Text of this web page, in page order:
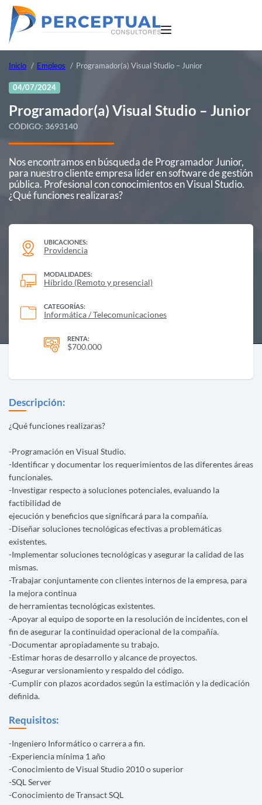
Inicio Empleos Programador(a) Visual Studio – Junior
04/07/2024
Programador(a) Visual Studio – Junior
CÓDIGO: 3693140
Nos encontramos en búsqueda de Programador Junior,
para nuestro cliente empresa líder en software de gestión
pública. Profesional con conocimientos en Visual Studio.
¿Qué funciones realizaras?
UBICACIONES:
Providencia
MODALIDADES:
Híbrido (Remoto y presencial)
CATEGORÍAS:
Informática / Telecomunicaciones
RENTA:
$700.000
Descripción:
¿Qué funciones realizaras?
-Programación en Visual Studio.
-Identificar y documentar los requerimientos de las diferentes áreas
funcionales.
-Investigar respecto a soluciones potenciales, evaluando la
factibilidad de
ejecución y beneficios que significará para la compañía.
-Diseñar soluciones tecnológicas efectivas a problemáticas
existentes.
-Implementar soluciones tecnológicas y asegurar la calidad de las
mismas.
-Trabajar conjuntamente con clientes internos de la empresa, para
la mejora continua
de herramientas tecnológicas existentes.
-Apoyar al equipo de soporte en la resolución de incidentes, con el
fin de asegurar la continuidad operacional de la compañía.
-Documentar apropiadamente su trabajo.
-Estimar horas de desarrollo y alcance de proyectos.
-Asegurar versionamiento y respaldo del código.
-Cumplir con plazos acordados según la estimación y la dedicación
definida.
Requisitos:
-Ingeniero Informático o carrera a fin.
-Experiencia mínima 1 año
-Conocimiento de Visual Studio 2010 o superior
-SQL Server
-Conocimiento de Transact SQL